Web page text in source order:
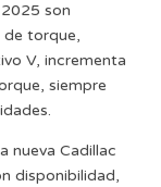
2025 son
de torque,
V, incrementa
siempre
nueva Cadillac
disponibilidad,